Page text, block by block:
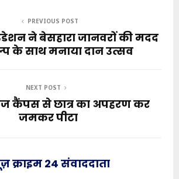
PREVIOUS POST
ने बेसहारा जानवरों की मदद
के साथ मनाया दान उत्सव
NEXT POST
कैंपस से छात्र का अपहरण कर
जमकर पीटा
क्राइम 24 संवाददाता